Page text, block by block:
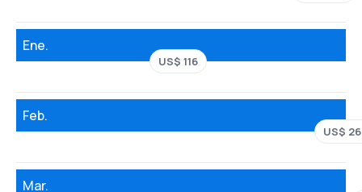
Ene.
US$ 116
Feb.
US$
Mar.